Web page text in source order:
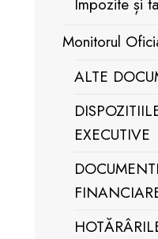
Impozite și
Monitorul
ALTE
EXECUTIVE